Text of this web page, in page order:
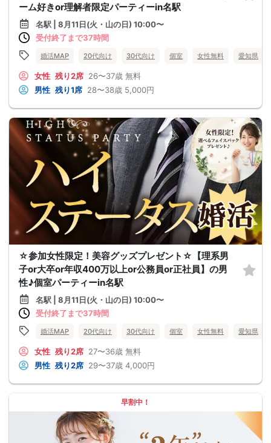
ーム好きor理解者限定パーティーin名駅
名駅 | 8月11日(火・山の日) 10:00〜
受付終了まで37時間
婚活MAP 20代向け 30代向け 個室 女性無料 愛知県
女性 残り2席 26〜37歳 無料
男性 残り1席 28〜38歳 5,000円
☆参加女性限定！美容グッズプレゼント☆【理系男
子or大卒or年収400万以上or公務員or正社員】の男
性♪個室パーティーin名駅
名駅 | 8月11日(火・山の日) 10:00〜
受付終了まで37時間
婚活MAP 20代向け 30代向け 個室 女性無料 愛知県
女性 残り2席 27〜36歳 無料
男性 残り2席 29〜37歳 4,000円
早割中！